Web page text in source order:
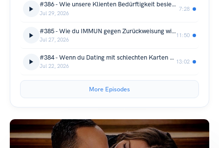
#386 - Wie unsere Klienten Bedürftigkeit besiegen (Coaching-Leak)
Jul 29, 2026
7:28
#385 - Wie du IMMUN gegen Zurückweisung wirst
Jul 27, 2026
11:50
#384 - Wenn du Dating mit schlechten Karten spielst und was es wirklich bedeutet
Jul 22, 2026
13:02
More Episodes